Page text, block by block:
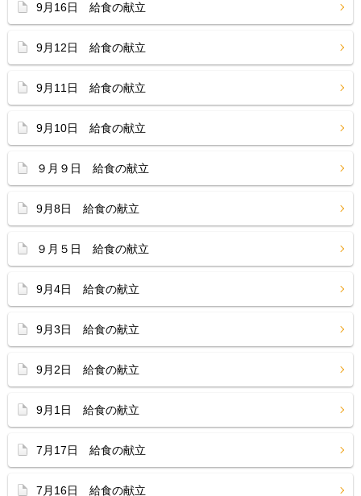
9月16日 給食の献立
9月12日 給食の献立
9月11日 給食の献立
9月10日 給食の献立
９月９日 給食の献立
9月8日 給食の献立
９月５日 給食の献立
9月4日 給食の献立
9月3日 給食の献立
9月2日 給食の献立
9月1日 給食の献立
7月17日 給食の献立
7月16日 給食の献立